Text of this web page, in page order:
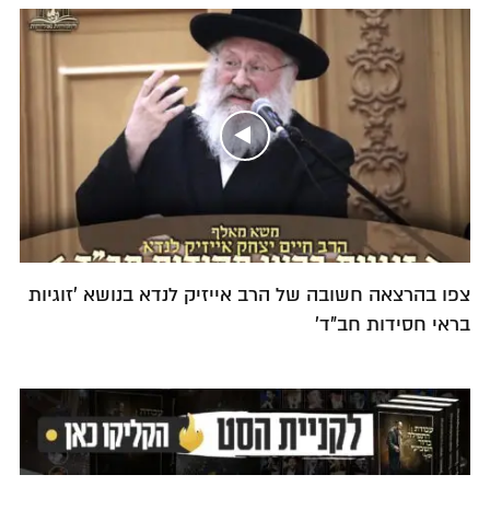
צפו בהרצאה חשובה של הרב אייזיק לנדא בנושא 'זוגיות
בראי חסידות חב”ד'